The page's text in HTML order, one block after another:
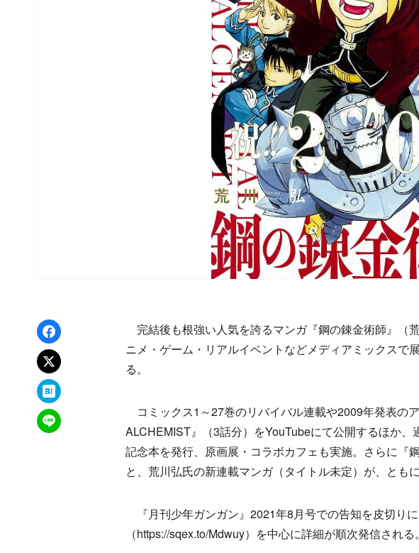
Facebookでシェア
xでポスト
はてなブックマーク
LINEで送る
完結後も根強い人気を誇るマンガ『鋼の錬金術師』（
ニメ・ゲーム・リアルイベントなどメディアミックスで
る。
コミックス1～27巻のリバイバル連載や2009年発表の
ALCHEMIST』（3話分）をYouTubeにて公開するほか
記念本を発行、原画展・コラボカフェも実施。さらに『
と、荒川弘氏の新連載マンガ（タイトル未定）が、とも
『月刊少年ガンガン』2021年8月号での告知を皮切り
（https://sqex.to/Mdwuy）を中心に詳細が順次発信される。